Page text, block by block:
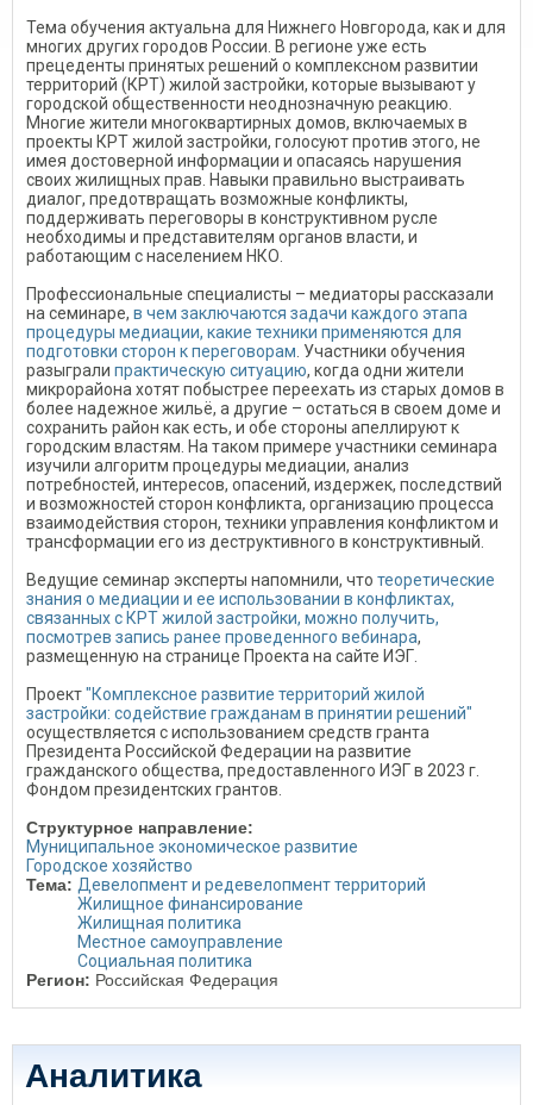
Тема обучения актуальна для Нижнего Новгорода, как и для
многих других городов России. В регионе уже есть
прецеденты принятых решений о комплексном развитии
территорий (КРТ) жилой застройки, которые вызывают у
городской общественности неоднозначную реакцию.
Многие жители многоквартирных домов, включаемых в
проекты КРТ жилой застройки, голосуют против этого, не
имея достоверной информации и опасаясь нарушения
своих жилищных прав. Навыки правильно выстраивать
диалог, предотвращать возможные конфликты,
поддерживать переговоры в конструктивном русле
необходимы и представителям органов власти, и
работающим с населением НКО.
Профессиональные специалисты – медиаторы рассказали
на семинаре, в чем заключаются задачи каждого этапа
процедуры медиации, какие техники применяются для
подготовки сторон к переговорам . Участники обучения
разыграли практическую ситуацию, когда одни жители
микрорайона хотят побыстрее переехать из старых домов в
более надежное жильё, а другие – остаться в своем доме и
сохранить район как есть, и обе стороны апеллируют к
городским властям. На таком примере участники семинара
изучили алгоритм процедуры медиации, анализ
потребностей, интересов, опасений, издержек, последствий
и возможностей сторон конфликта, организацию процесса
взаимодействия сторон, техники управления конфликтом и
трансформации его из деструктивного в конструктивный.
Ведущие семинар эксперты напомнили, что теоретические
знания о медиации и ее использовании в конфликтах,
связанных с КРТ жилой застройки, можно получить,
посмотрев запись ранее проведенного вебинара,
размещенную на странице Проекта на сайте ИЭГ.
Проект"Комплексное развитие территорий жилой
застройки: содействие гражданам в принятии решений"
осуществляется с использованием средств гранта
Президента Российской Федерации на развитие
гражданского общества, предоставленного ИЭГ в 2023 г.
Фондом президентских грантов.
Структурное направление:
Муниципальное экономическое развитие
Городское хозяйство
Тема: Девелопмент и редевелопмент территорий
Жилищное финансирование
Жилищная политика
Местное самоуправление
Социальная политика
Регион: Российская Федерация
Аналитика